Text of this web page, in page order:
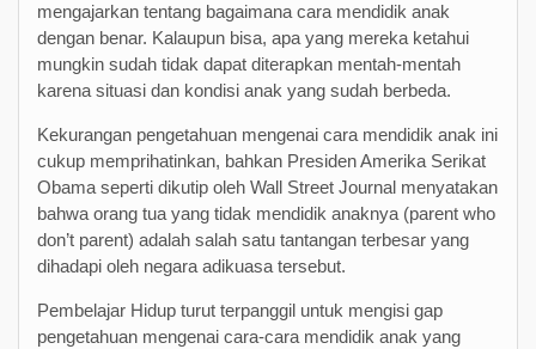
mengajarkan tentang bagaimana cara mendidik anak
dengan benar. Kalaupun bisa, apa yang mereka ketahui
mungkin sudah tidak dapat diterapkan mentah-mentah
karena situasi dan kondisi anak yang sudah berbeda.
Kekurangan pengetahuan mengenai cara mendidik anak ini
cukup memprihatinkan, bahkan Presiden Amerika Serikat
Obama seperti dikutip oleh Wall Street Journal menyatakan
bahwa orang tua yang tidak mendidik anaknya (parent who
don’t parent) adalah salah satu tantangan terbesar yang
dihadapi oleh negara adikuasa tersebut.
Pembelajar Hidup turut terpanggil untuk mengisi gap
pengetahuan mengenai cara-cara mendidik anak yang